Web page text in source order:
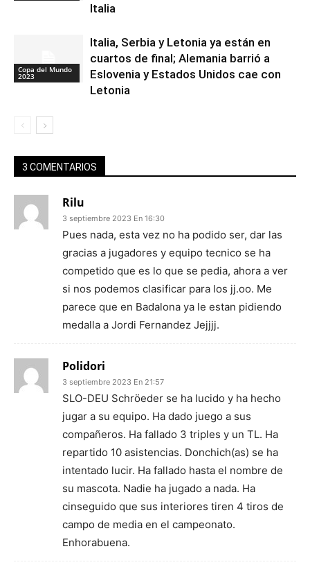
Italia
Copa del Mundo
2023
Italia, Serbia y Letonia ya están en
cuartos de final; Alemania barrió a
Eslovenia y Estados Unidos cae con
Letonia
3 COMENTARIOS
Rilu
3 septiembre 2023 En 16:30
Pues nada, esta vez no ha podido ser, dar las
gracias a jugadores y equipo tecnico se ha
competido que es lo que se pedia, ahora a ver
si nos podemos clasificar para los jj.oo. Me
parece que en Badalona ya le estan pidiendo
medalla a Jordi Fernandez Jejjjj.
Polidori
3 septiembre 2023 En 21:57
SLO-DEU Schröeder se ha lucido y ha hecho
jugar a su equipo. Ha dado juego a sus
compañeros. Ha fallado 3 triples y un TL. Ha
repartido 10 asistencias. Donchich(as) se ha
intentado lucir. Ha fallado hasta el nombre de
su mascota. Nadie ha jugado a nada. Ha
cinseguido que sus interiores tiren 4 tiros de
campo de media en el campeonato.
Enhorabuena.